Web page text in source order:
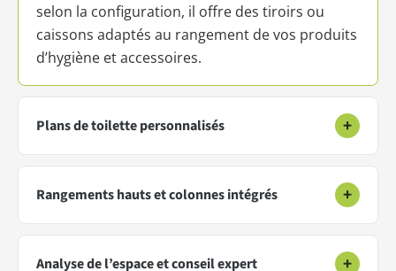
selon la configuration, il offre des tiroirs ou
caissons adaptés au rangement de vos produits
d’hygiène et accessoires.
Plans de toilette personnalisés +
Rangements hauts et colonnes intégrés +
Analyse de l’espace et conseil expert +